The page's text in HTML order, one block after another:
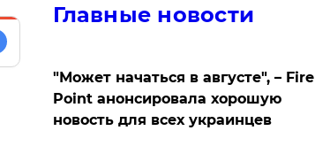
Главные новости
"Может начаться в августе", – Fire
Point анонсировала хорошую
новость для всех украинцев